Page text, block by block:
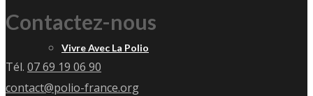
Vivre Avec La Polio
Contactez-nous
Tél. 07 69 19 06 90
contact@polio-france.org